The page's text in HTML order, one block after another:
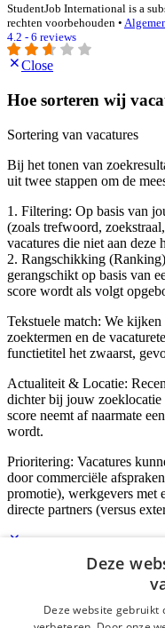
StudentJob International is a
rechten voorbehouden •
4.2 - 6 reviews
Close
Hoe sorteren wij
Sortering van vacatures
Bij het tonen van
uit twee stappen om de
1. Filtering: Op basis van
(zoals trefwoord,
vacatures die niet aan deze
2. Rangschikking
gerangschikt op basis van
score wordt als volgt
Tekstuele match: We
zoektermen en de
functietitel het zwaarst,
Actualiteit & Locatie:
dichter bij jouw
score neemt af naarmate
wordt.
Prioritering: Vacatures
door commerciële
promotie), werkgevers met
directe partners (versus
Inloggen als bedrijf
E-mail*
Deze
Deze website gebruikt